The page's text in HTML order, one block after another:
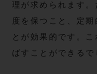
理が求められます
度を保つこと、定
とが効果的です。
ばすことができるで